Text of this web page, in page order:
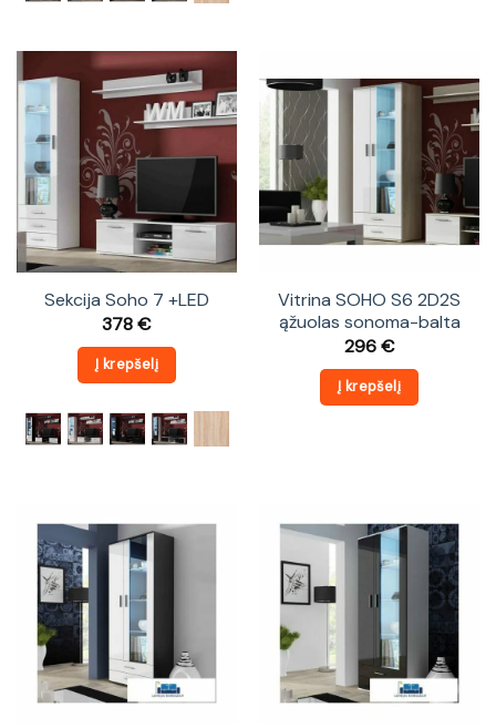
Sekcija Soho 7 +LED
378€
Į krepšelį
Vitrina SOHO S6 2D2S
ąžuolas sonoma-balta
296€
Į krepšelį